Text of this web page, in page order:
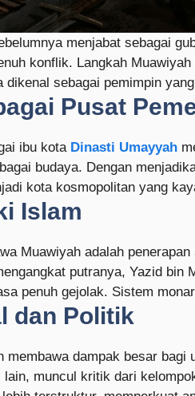
menjabat sebagai
konflik. Langkah
dikenal sebagai pemimpin
Pusat
ibu kota Dinasti Umayyah
budaya. Dengan
kota kosmopolitan yang
Islam
Muawiyah adalah penerapan
putranya, Yazid bin
penuh gejolak. Sistem
dan Politik
membawa dampak besar
muncul kritik dari